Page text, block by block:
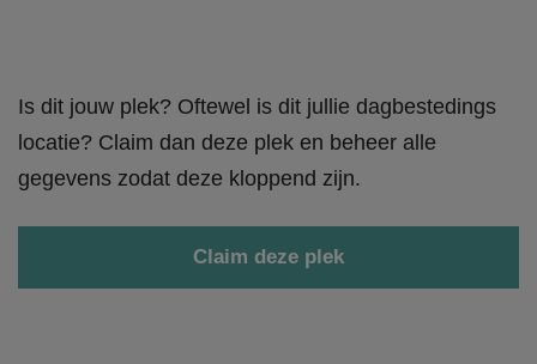
Is dit jouw plek? Oftewel is dit jullie dagbestedings
locatie? Claim dan deze plek en beheer alle
gegevens zodat deze kloppend zijn.
Claim deze plek